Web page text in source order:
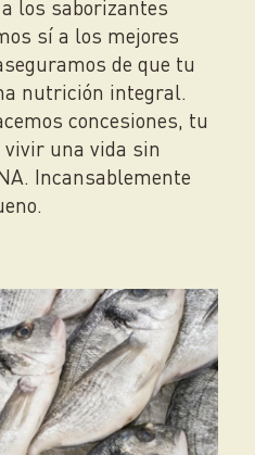
los saborizantes
sí a los mejores
de que tu
nutrición integral.
concesiones, tu
vivir una vida sin
Incansablemente